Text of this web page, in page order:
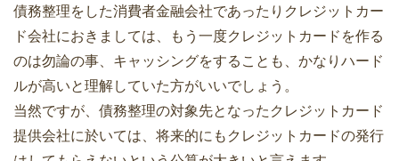
債務整理をした消費者金融会社であったりクレジットカー
ド会社におきましては、もう一度クレジットカードを作る
のは勿論の事、キャッシングをすることも、かなりハード
ルが高いと理解していた方がいいでしょう。
当然ですが、債務整理の対象先となったクレジットカード
提供会社に於いては、将来的にもクレジットカードの発行